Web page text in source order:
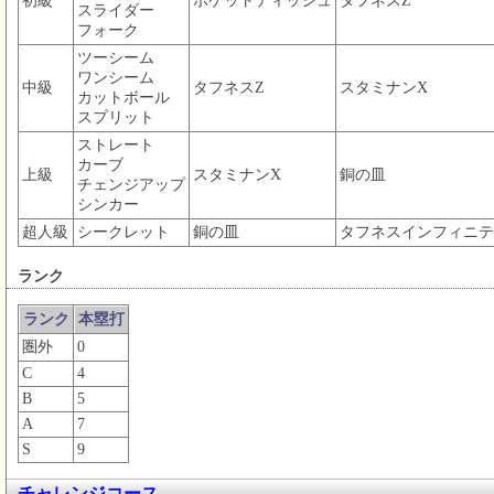
スライダー
フォーク
中級
ツーシーム
ワンシーム
カットボール
スプリット
タフネスZ スタミナンX
上級
ストレート
カーブ
チェンジアップ
シンカー
スタミナンX 銅の皿
超人級 シークレット 銅の皿 タフネスインフィニ
ランク
ランク
本塁打
圏外
0
C
4
B
5
A
7
S
9